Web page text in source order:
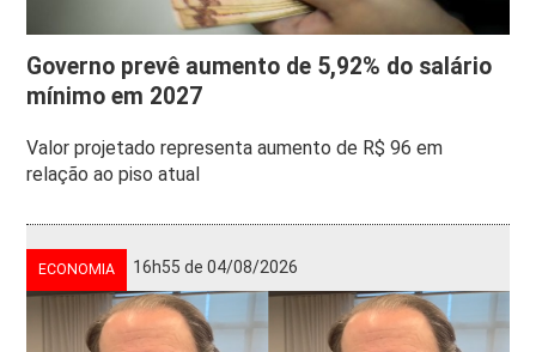
Governo prevê aumento de 5,92% do salário
mínimo em 2027
Valor projetado representa aumento de R$ 96 em
relação ao piso atual
ECONOMIA 16h55 de 04/08/2026